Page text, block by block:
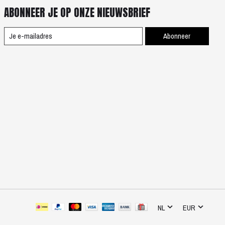
ABONNEER JE OP ONZE NIEUWSBRIEF
Abonneer
NL EUR